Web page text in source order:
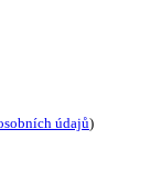
údajů)